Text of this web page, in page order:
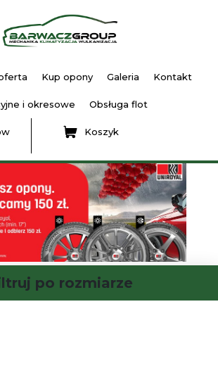
Kup opony Galeria Kontakt
i okresowe Obsługa flot
Koszyk
po rozmiarze